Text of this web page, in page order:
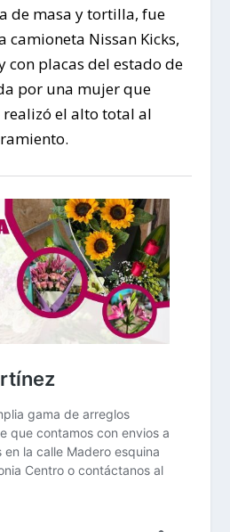
de masa y tortilla, fue
Nissan Kicks,
con placas del estado de
por una mujer que
el alto total al